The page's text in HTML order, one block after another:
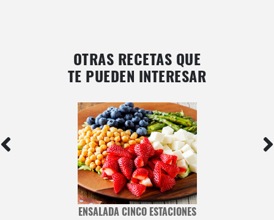
OTRAS RECETAS QUE
TE PUEDEN INTERESAR
ENSALADA CINCO ESTACIONES